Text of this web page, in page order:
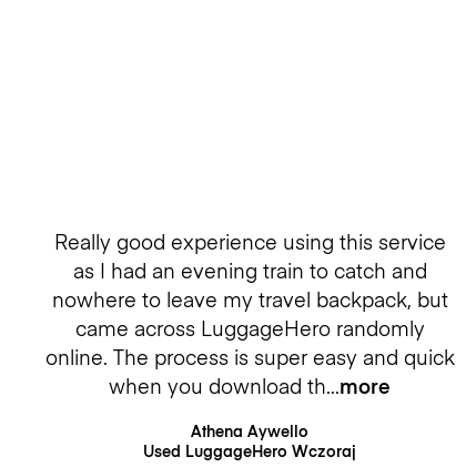
Really good experience using this service
as I had an evening train to catch and
nowhere to leave my travel backpack, but
came across LuggageHero randomly
online. The process is super easy and quick
when you download th more
Athena Aywello
Used LuggageHero Wczoraj